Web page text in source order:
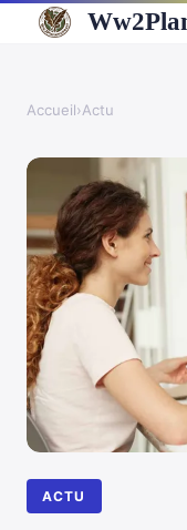
Accueil›Actu
ACTU